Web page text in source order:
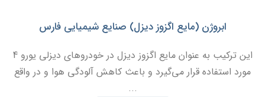
ابروژن (مایع اگزوز دیزل) صنایع شیمیایی فارس
این ترکیب به عنوان مایع اگزوز دیزل در خودروهای دیزلی یورو 4
مورد استفاده قرار می‌گیرد و باعث کاهش آلودگی هوا و در واقع
...